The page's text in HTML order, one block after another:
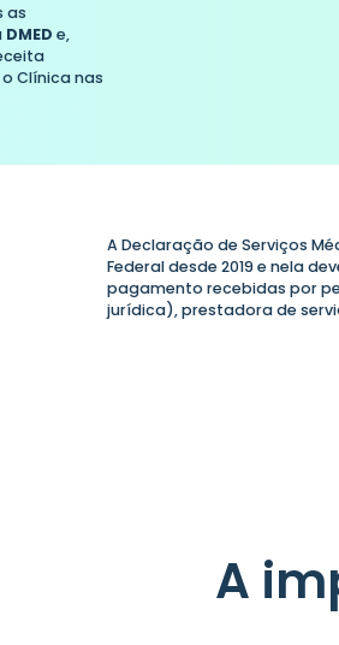
as
DMED e,
Clínica nas
A Declaração de Serviços
Federal desde 2019 e nela
pagamento recebidas por
jurídica), prestadora de
A